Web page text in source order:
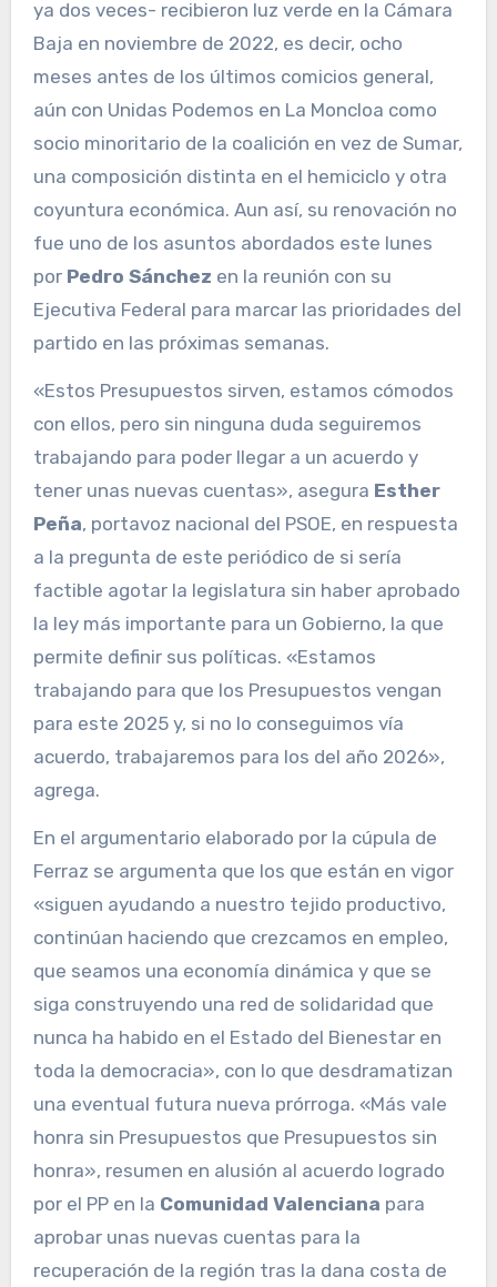
ya dos veces- recibieron luz verde en la Cámara
Baja en noviembre de 2022, es decir, ocho
meses antes de los últimos comicios general,
aún con Unidas Podemos en La Moncloa como
socio minoritario de la coalición en vez de Sumar,
una composición distinta en el hemiciclo y otra
coyuntura económica. Aun así, su renovación no
fue uno de los asuntos abordados este lunes
por Pedro Sánchez en la reunión con su
Ejecutiva Federal para marcar las prioridades del
partido en las próximas semanas.
«Estos Presupuestos sirven, estamos cómodos
con ellos, pero sin ninguna duda seguiremos
trabajando para poder llegar a un acuerdo y
tener unas nuevas cuentas», asegura Esther
Peña, portavoz nacional del PSOE, en respuesta
a la pregunta de este periódico de si sería
factible agotar la legislatura sin haber aprobado
la ley más importante para un Gobierno, la que
permite definir sus políticas. «Estamos
trabajando para que los Presupuestos vengan
para este 2025 y, si no lo conseguimos vía
acuerdo, trabajaremos para los del año 2026»,
agrega.
En el argumentario elaborado por la cúpula de
Ferraz se argumenta que los que están en vigor
«siguen ayudando a nuestro tejido productivo,
continúan haciendo que crezcamos en empleo,
que seamos una economía dinámica y que se
siga construyendo una red de solidaridad que
nunca ha habido en el Estado del Bienestar en
toda la democracia», con lo que desdramatizan
una eventual futura nueva prórroga. «Más vale
honra sin Presupuestos que Presupuestos sin
honra», resumen en alusión al acuerdo logrado
por el PP en la Comunidad Valenciana para
aprobar unas nuevas cuentas para la
recuperación de la región tras la dana costa de